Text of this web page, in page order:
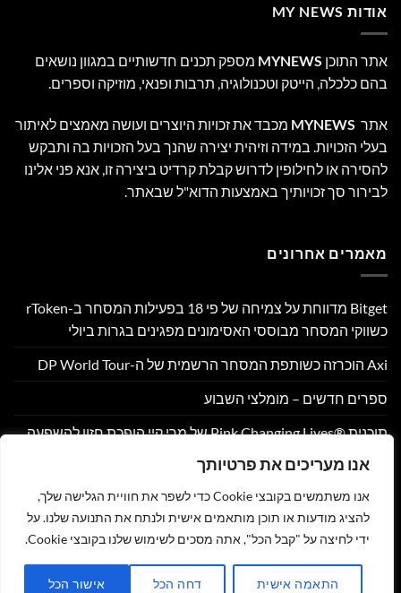
אנו מעריכים את פרטיותך
אנו משתמשים בקובצי Cookie כדי לשפר את חוויית הגלישה שלך,
להציג מודעות או תוכן מותאמים אישית ולנתח את התנועה שלנו. על
ידי לחיצה על "קבל הכל", אתה מסכים לשימוש שלנו בקובצי Cookie.
התאמה אישית דחה הכל אישור הכל
אודות MY NEWS
אתר התוכן MYNEWS מספק תכנים חדשותיים במגוון נושאים
בהם כלכלה, הייטק וטכנולוגיה, תרבות ופנאי, מוזיקה וספרים.
אתר MYNEWS מכבד את זכויות היוצרים ועושה מאמצים לאיתור
בעלי הזכויות. במידה וזיהית יצירה שהנך בעל הזכויות בה ותבקש
להסירה או לחילופין לדרוש קבלת קרדיט ביצירה זו, אנא פני אלינו
לבירור סך זכויותיך באמצעות הדוא"ל שבאתר.
מאמרים אחרונים
Bitget מדווחת על צמיחה של פי 18 בפעילות המסחר ב-rToken
כשווקי המסחר מבוססי האסימונים מפגינים בגרות ביולי
Axi הוכרזה כשותפת המסחר הרשמית של ה-DP World Tour
ספרים חדשים – מומלצי השבוע
תוכנית Pink Changing Lives®‎ של מרי קיי הופכת חזון להשפעה
OpenFX רוכשת את Global Ledger כדי להשיק חשבונות
רב-מטבעיים עבור חברות פינטק